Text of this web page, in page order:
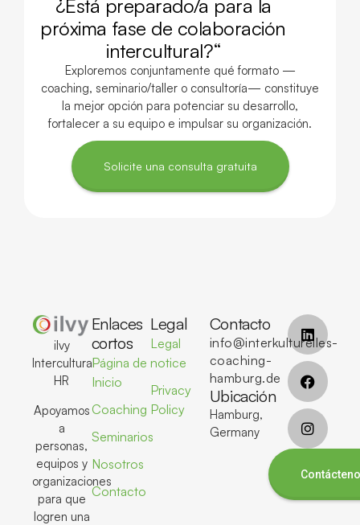
¿Está preparado/a para la
próxima fase de colaboración
intercultural?“
Exploremos conjuntamente qué formato —
coaching, seminario/taller o consultoría— constituye
la mejor opción para potenciar su desarrollo,
fortalecer a su equipo e impulsar su organización.
Solicite una consulta gratuita
ilvy
Intercultural
HR
Apoyamos
a
personas,
equipos y
organizaciones
para que
logren una
Enlaces
cortos
Página de
Inicio
Coaching
Seminarios
Nosotros
Contacto
Legal
Legal
notice
Privacy
Policy
Contacto
info@interkulturelles-
coaching-
hamburg.de
Ubicación
Hamburg,
Germany